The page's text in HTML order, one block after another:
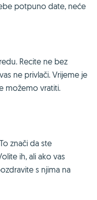
potpuno date, neće
Recite ne bez
ne privlači. Vrijeme je
možemo vratiti.
znači da ste
ih, ali ako vas
s njima na